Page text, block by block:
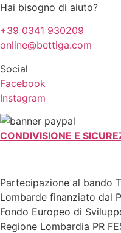
Hai bisogno di aiuto?
+39 0341 930209
online@bettiga.com
Social
Facebook
Instagram
CONDIVISIONE E
Partecipazione al bando
Lombarde finanziato dal
Fondo Europeo di
Regione Lombardia PR